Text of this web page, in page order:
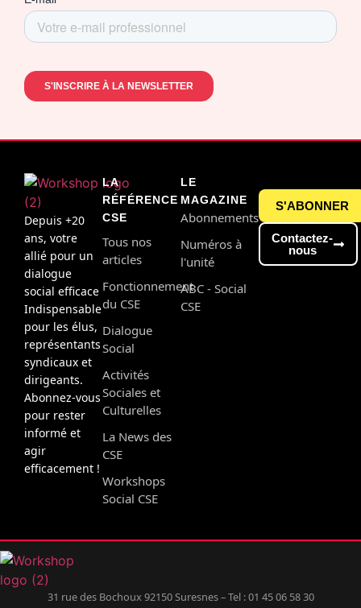
Depuis +20
ans, votre
allié pour un
dialogue
social efficace
Indispensable
pour les élus,
représentants
syndicaux et
dirigeants.
Abonnez-vous
pour rester
informé et
agir
efficacement !
LA
RÉFÉRENCE
CSE
Tous nos
articles
Fonctionnement
du CSE
Dialogue
Social
Activités
Sociales et
Culturelles
La News des
CSE
Workshops
Social CSE
LE
MAGAZINE
Abonnements
Numéros à
l'unité
ABC - Social
CSE
S'ABONNER
Contactez-
nous
31 rue des Bochoux 92150 Suresnes – Tel : 01 45 06 58 30